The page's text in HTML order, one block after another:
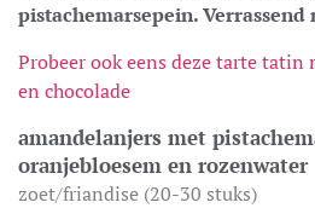
pistachemarsepein.
Probeer ook eens deze tarte tatin
en chocolade
amandelanjers met
oranjebloesem en rozenwater
zoet/friandise (20-30 stuks)